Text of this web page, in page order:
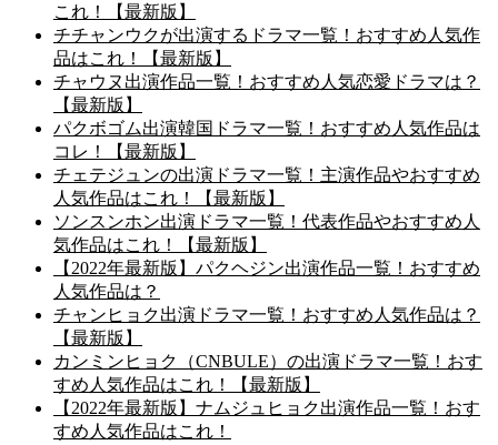
これ！【最新版】
チチャンウクが出演するドラマ一覧！おすすめ人気作
品はこれ！【最新版】
チャウヌ出演作品一覧！おすすめ人気恋愛ドラマは？
【最新版】
パクボゴム出演韓国ドラマ一覧！おすすめ人気作品は
コレ！【最新版】
チェテジュンの出演ドラマ一覧！主演作品やおすすめ
人気作品はこれ！【最新版】
ソンスンホン出演ドラマ一覧！代表作品やおすすめ人
気作品はこれ！【最新版】
【2022年最新版】パクヘジン出演作品一覧！おすすめ
人気作品は？
チャンヒョク出演ドラマ一覧！おすすめ人気作品は？
【最新版】
カンミンヒョク（CNBULE）の出演ドラマ一覧！おす
すめ人気作品はこれ！【最新版】
【2022年最新版】ナムジュヒョク出演作品一覧！おす
すめ人気作品はこれ！